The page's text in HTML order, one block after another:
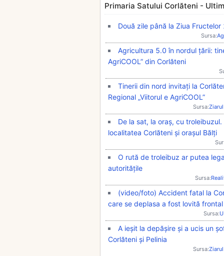
Primaria Satului Corlăteni -
Două zile până la Ziua
Sursa:
Agricultura 5.0 în nordul țării:
AgriCOOL” din Corlăteni
Tinerii din nord invitați la
Regional „Viitorul e AgriCOOL”
Sursa:
De la sat, la oraș, cu
localitatea Corlăteni și orașul Bălți
O rută de troleibuz ar putea
autoritățile
Sursa:
(video/foto) Accident fatal la
care se deplasa a fost lovită
Sursa:
A ieșit la depășire și a ucis un
Corlăteni și Pelinia
Sursa: